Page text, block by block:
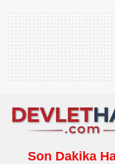
Son Dakika